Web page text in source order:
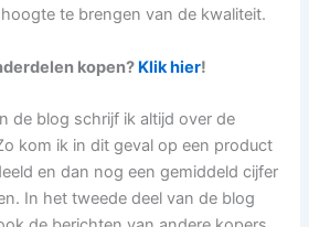
te brengen van de kwaliteit.
kopen? Klik hier!
de blog schrijf ik altijd over de
kom ik in dit geval op een product
en dan nog een gemiddeld cijfer
In het tweede deel van de blog